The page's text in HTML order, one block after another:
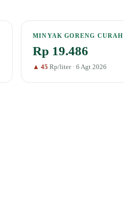
MINYAK GORENG CURAH
Rp 19.486
▲ 45 Rp/liter · 6 Agt 2026